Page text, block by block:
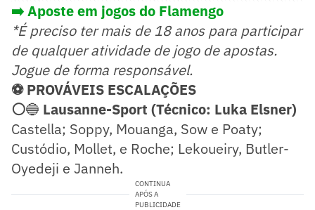
➡️ Aposte em jogos do Flamengo
*É preciso ter mais de 18 anos para participar
de qualquer atividade de jogo de apostas.
Jogue de forma responsável.
⚽ PROVÁVEIS ESCALAÇÕES
⚪🔵 Lausanne-Sport (Técnico: Luka Elsner)
Castella; Soppy, Mouanga, Sow e Poaty;
Custódio, Mollet, e Roche; Lekoueiry, Butler-
Oyedeji e Janneh.
CONTINUA
APÓS A
PUBLICIDADE